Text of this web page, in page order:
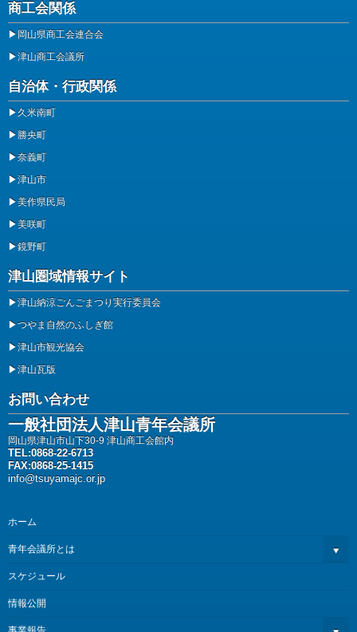
商工会関係
▶ 岡山県商工会連合会
▶津山商工会議所
自治体・行政関係
▶久米南町
▶勝央町
▶奈義町
▶津山市
▶美作県民局
▶美咲町
▶鏡野町
津山圏域情報サイト
▶津山納涼ごんごまつり実行委員会
▶つやま自然のふしぎ館
▶津山市観光協会
▶津山瓦版
お問い合わせ
一般社団法人津山青年会議所
岡山県津山市山下30-9 津山商工会館内
TEL:0868-22-6713
FAX:0868-25-1415
info@tsuyamajc.or.jp
ホーム
青年会議所とは
スケジュール
情報公開